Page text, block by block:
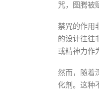
咒，图腾被
禁咒的作用
的设计往往
或精神力作
然而，随着
化剂。这种